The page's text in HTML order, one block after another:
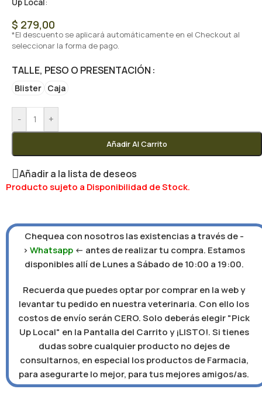
$ 279,00
*El descuento se aplicará automáticamente en el Checkout al
seleccionar la forma de pago.
TALLE, PESO O PRESENTACIÓN
Blister Caja
- +
Añadir Al Carrito
Añadir a la lista de deseos
Producto sujeto a Disponibilidad de Stock.
Chequea con nosotros las existencias a través de -
>Whatsapp <- antes de realizar tu compra. Estamos
disponibles allí de Lunes a Sábado de 10:00 a 19:00.
Recuerda que puedes optar por comprar en la web y
levantar tu pedido en nuestra veterinaria. Con ello los
costos de envío serán CERO. Solo deberás elegir "Pick
Up Local" en la Pantalla del Carrito y ¡LISTO!. Si tienes
dudas sobre cualquier producto no dejes de
consultarnos, en especial los productos de Farmacia,
para asegurarte lo mejor, para tus mejores amigos/as.